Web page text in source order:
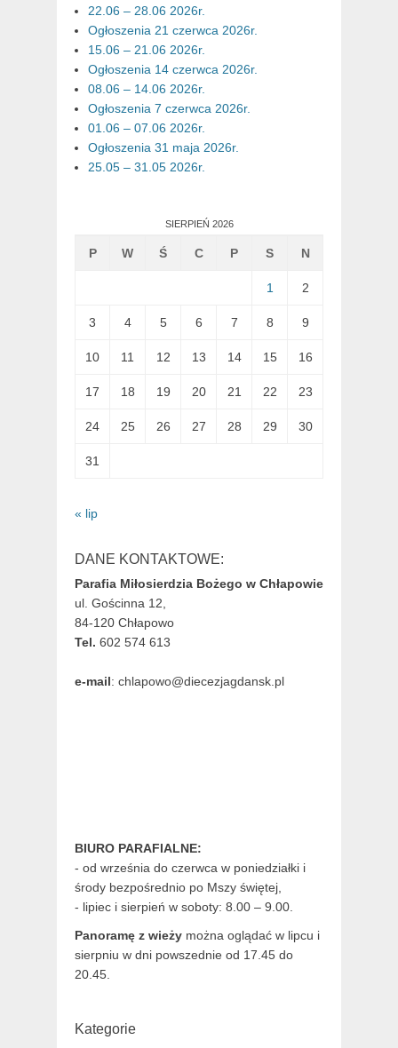
22.06 – 28.06 2026r.
Ogłoszenia 21 czerwca 2026r.
15.06 – 21.06 2026r.
Ogłoszenia 14 czerwca 2026r.
08.06 – 14.06 2026r.
Ogłoszenia 7 czerwca 2026r.
01.06 – 07.06 2026r.
Ogłoszenia 31 maja 2026r.
25.05 – 31.05 2026r.
SIERPIEŃ 2026
P W Ś C P S N
1 2
3 4 5 6 7 8 9
10 11 12 13 14 15 16
17 18 19 20 21 22 23
24 25 26 27 28 29 30
31
« lip
DANE KONTAKTOWE:
Parafia Miłosierdzia Bożego w Chłapowie
ul. Gościnna 12,
84-120 Chłapowo
Tel. 602 574 613
e-mail: chlapowo@diecezjagdansk.pl
BIURO PARAFIALNE:
- od września do czerwca w poniedziałki i
środy bezpośrednio po Mszy świętej,
- lipiec i sierpień w soboty: 8.00 – 9.00.
Panoramę z wieży można oglądać w lipcu i
sierpniu w dni powszednie od 17.45 do
20.45.
Kategorie